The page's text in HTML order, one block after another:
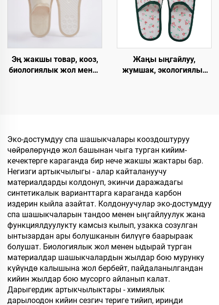
Эң жакшы товар, кооз,
биологиялык жол менен
мейманхана жана
авиакомпаниялар үчүн
жеке логотип менен
Жаңы ыңгайлуу,
жумшак, экологиялык
үчүн жумшалакча
Эко-достумдуу спа шашыкчалары кооздоштуруу
чөйрөлөрүндө жол башынан чыга турган кийим-
кечектерге караганда бир нече жакшы жактары бар.
Негизги артыкчылыгы - алар кайталануучу
материалдарды колдонуп, экинчи даражадагы
синтетикалык варианттарга караганда карбон
издерин кыйла азайтат. Колдонуучулар эко-достумдуу
спа шашыкчаларын тандоо менен ыңгайлуулук жана
функциялдуулукту камсыз кылып, узакка созулган
ынтызардан ары болушканын билүүгө баарыраак
болушат. Биологиялык жол менен ыдырай турган
материалдар шашыкчалардын жылдар бою мурунку
күйүндө калышына жол бербейт, пайдаланылгандан
кийин жылдар бою мусорго айланып калат.
Дарыгердик артыкчылыктары - химиялык
дарылоодон кийин сезгич териге тийип, ириңди